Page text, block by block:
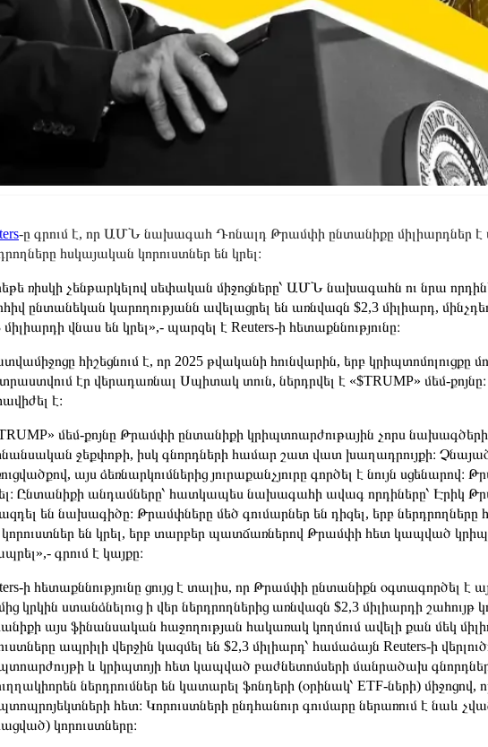
-ը գրում է, որ ԱՄՆ նախագահ Դոնալդ Թրամփի ընտանիքը միլիարդներ է
հսկայական կորուստներ են կրել։
ռիսկի չենթարկելով սեփական միջոցները՝ ԱՄՆ նախագահն ու նրա
ընտանեկան կարողությանն ավելացրել են առնվազն $2,3 միլիարդ,
միլիարդի վնաս են կրել»,- պարզել է Reuters-ի հետաքննությունը։
հիշեցնում է, որ 2025 թվականի հունվարին, երբ կրիպտոմոլուցքը
էր վերադառնալ Սպիտակ տուն, ներդրվել է «$TRUMP» մեմ-
է։
մեմ-քոյնը Թրամփի ընտանիքի կրիպտոարժութային չորս
ջեքփոթի, իսկ գնորդների համար շատ վատ խաղադրույքի։
այս ձեռնարկումներից յուրաքանչյուրը գործել է նույն սցենարով։
Ընտանիքի անդամները՝ հատկապես նախագահի ավագ որդիները՝ Էրիկ
են նախագիծը։ Թրամփները մեծ գումարներ են դիզել, երբ ներդրողները
կորուստներ են կրել, երբ տարբեր պատճառներով Թրամփի հետ կապված
գրում է կայքը։
ի հետաքննությունը ցույց է տալիս, որ Թրամփի ընտանիքն օգտագործել
կրկին ստանձնելուց ի վեր ներդրողներից առնվազն $2,3 միլիարդի շահույթ
այս ֆինանսական հաջողության հակառակ կողմում ավելի քան մեկ
ապրիլի վերջին կազմել են $2,3 միլիարդ՝ համաձայն Reuters-ի
և կրիպտոյի հետ կապված բաժնետոմսերի մանրածախ
ներդրումներ են կատարել ֆոնդերի (օրինակ՝ ETF-ների)
հետ։ Կորուստների ընդհանուր գումարը ներառում է նաև
կորուստները։